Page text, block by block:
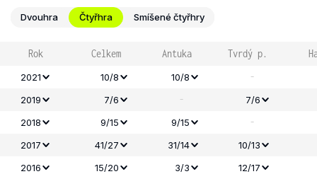
Dvouhra Čtyřhra Smíšené čtyřhry
Rok Celkem Antuka Tvrdý p.
2021 10/8 10/8 -
2019 7/6 -
7/6
2018
9/15 9/15 -
2017 41/27 31/14
10/13
2016
15/20 3/3
12/17